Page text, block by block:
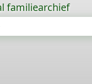
familiearchief